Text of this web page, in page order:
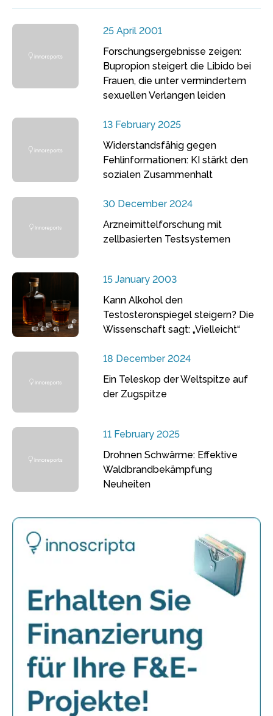
25 April 2001
Forschungsergebnisse zeigen:
Bupropion steigert die Libido bei
Frauen, die unter vermindertem
sexuellen Verlangen leiden
13 February 2025
Widerstandsfähig gegen
Fehlinformationen: KI stärkt den
sozialen Zusammenhalt
30 December 2024
Arzneimittelforschung mit
zellbasierten Testsystemen
15 January 2003
Kann Alkohol den
Testosteronspiegel steigern? Die
Wissenschaft sagt: „Vielleicht“
18 December 2024
Ein Teleskop der Weltspitze auf
der Zugspitze
11 February 2025
Drohnen Schwärme: Effektive
Waldbrandbekämpfung
Neuheiten